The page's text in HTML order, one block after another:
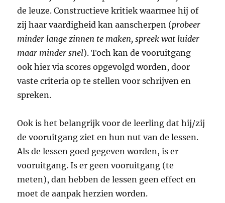
de leuze. Constructieve kritiek waarmee hij of
zij haar vaardigheid kan aanscherpen (probeer
minder lange zinnen te maken, spreek wat luider
maar minder snel). Toch kan de vooruitgang
ook hier via scores opgevolgd worden, door
vaste criteria op te stellen voor schrijven en
spreken.
Ook is het belangrijk voor de leerling dat hij/zij
de vooruitgang ziet en hun nut van de lessen.
Als de lessen goed gegeven worden, is er
vooruitgang. Is er geen vooruitgang (te
meten), dan hebben de lessen geen effect en
moet de aanpak herzien worden.